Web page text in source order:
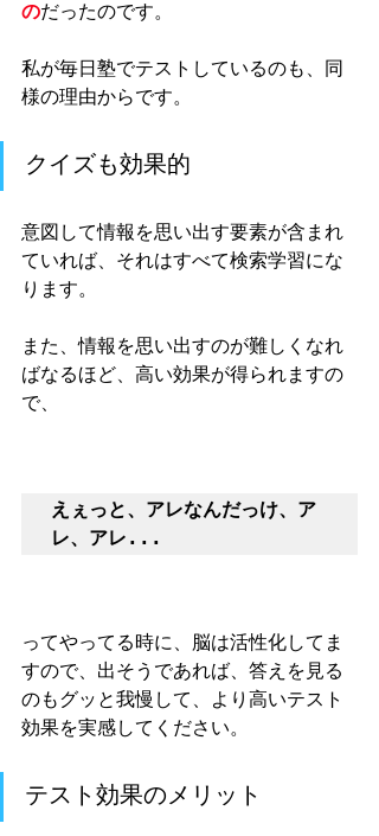
のだったのです。
私が毎日塾でテストしているのも、同
様の理由からです。
クイズも効果的
意図して情報を思い出す要素が含まれ
ていれば、それはすべて検索学習にな
ります。
また、情報を思い出すのが難しくなれ
ばなるほど、高い効果が得られますの
で、
えぇっと、アレなんだっけ、ア
レ、アレ...
ってやってる時に、脳は活性化してま
すので、出そうであれば、答えを見る
のもグッと我慢して、より高いテスト
効果を実感してください。
テスト効果のメリット